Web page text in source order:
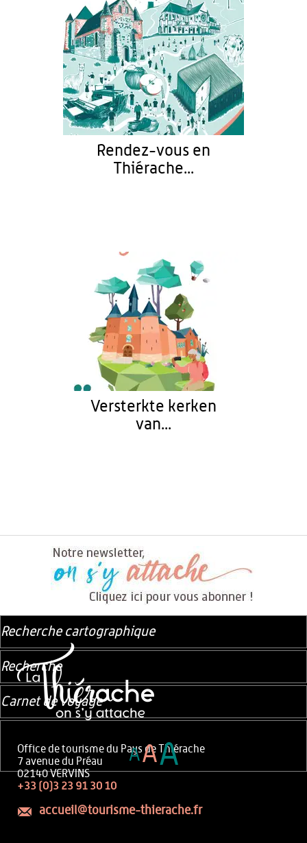
Rendez-vous en
Thiérache...
Versterkte kerken
van...
Office de tourisme du Pays de Thiérache
7 avenue du Préau
02140 VERVINS
+33 (0)3 23 91 30 10
accueil@tourisme-thierache.fr
Recherche cartographique
Recherche
Carnet de voyage
AAA